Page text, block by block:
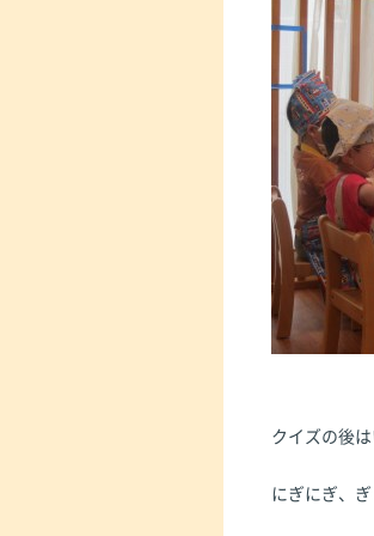
クイズの後
にぎにぎ、